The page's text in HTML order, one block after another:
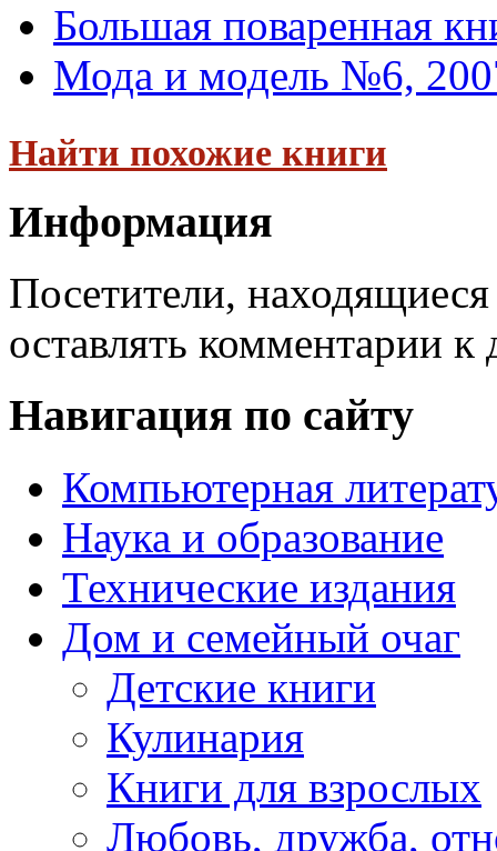
Большая поваренная
Мода и модель №6,
Найти похожие книги
Информация
Посетители,
оставлять комментарии к
Навигация по сайту
Компьютерная
Наука и образование
Технические издания
Дом и семейный очаг
Детские книги
Кулинария
Книги для взрослых
Любовь, дружба,